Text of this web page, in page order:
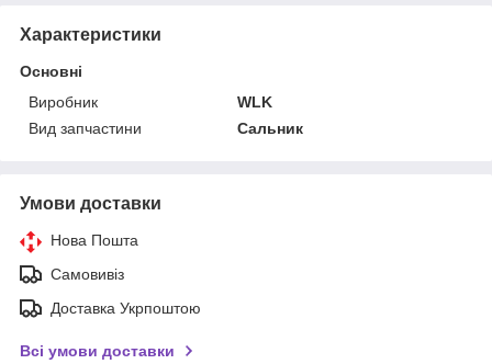
Характеристики
Основні
Виробник
WLK
Вид запчастини
Сальник
Умови доставки
Нова Пошта
Самовивіз
Доставка Укрпоштою
Всі умови доставки